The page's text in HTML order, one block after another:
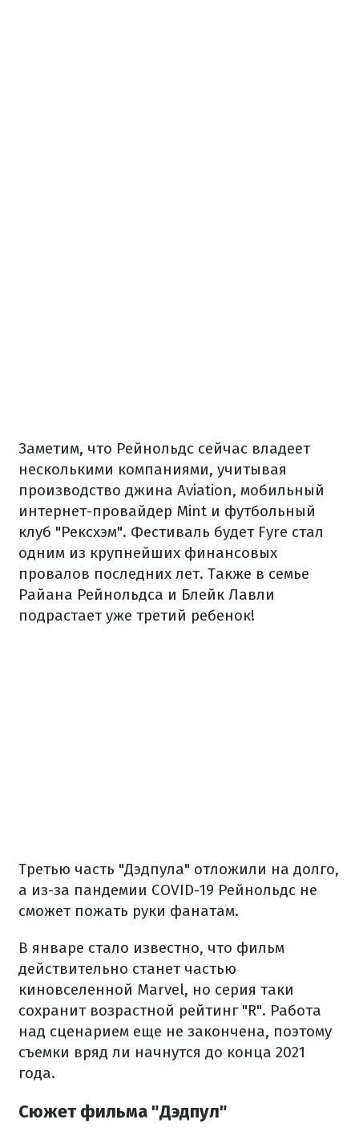
Заметим, что Рейнольдс сейчас владеет
несколькими компаниями, учитывая
производство джина Aviation, мобильный
интернет-провайдер Mint и футбольный
клуб "Рексхэм". Фестиваль будет Fyre стал
одним из крупнейших финансовых
провалов последних лет. Также в семье
Райана Рейнольдса и Блейк Лавли
подрастает уже третий ребенок!
Третью часть "Дэдпула" отложили на долго,
а из-за пандемии COVID-19 Рейнольдс не
сможет пожать руки фанатам.
В январе стало известно, что фильм
действительно станет частью
киновселенной Marvel, но серия таки
сохранит возрастной рейтинг "R". Работа
над сценарием еще не закончена, поэтому
съемки вряд ли начнутся до конца 2021
года.
Сюжет фильма "Дэдпул"